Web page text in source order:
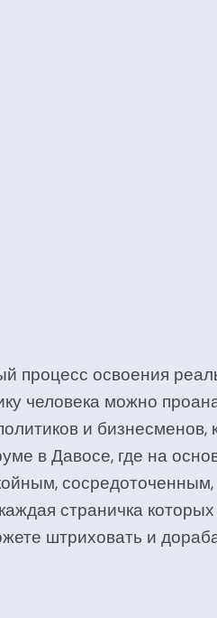
процесс освоения
человека можно
и бизнесменов,
в Давосе, где на
страничка которых
штриховать и